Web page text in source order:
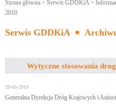
Strona główna > Serwis GDDKiA>
2010
Serwis GDDKiA
Wytyczne stosowania
29-03-2010
Generalna Dyrekcja Dróg Krajowych i